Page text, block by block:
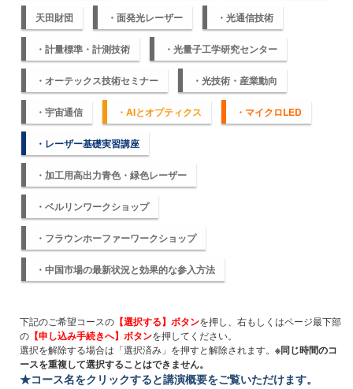
天田財団 ・面発光レーザー ・光通信技術
・計量標準・計測技術 ・光量子工学研究センター
・オーテックス技術セミナー ・光技術・産業動向
・宇宙通信 ・AIとオプティクス ・マイクロLED
・レーザー基礎実習講座
・加工用高出力青色・緑色レーザー
・ベルリンワークショップ
・フラウンホーファーワークショップ
・中国市場の最新状況と効果的な参入方法
下記のご希望コースの 【選択する】ボタンを押し、右もしくはページ最下部
の 【申し込み手続きへ】ボタンを押してください。
選択を解除する場合は「選択済み」を押すと解除されます。 ※同じ時間のコ
ースを重複して選択することはできません。
★コース名をクリックすると講演概要をご覧いただけます。